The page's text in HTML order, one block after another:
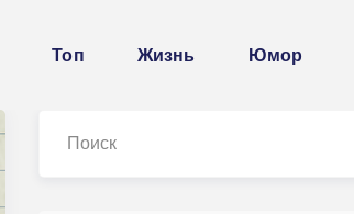
Топ Жизнь Юмор